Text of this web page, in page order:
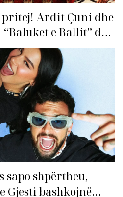
Ardit Çuni dhe
e Ballit” dhe
sapo shpërtheu,
Gjesti bashkojnë